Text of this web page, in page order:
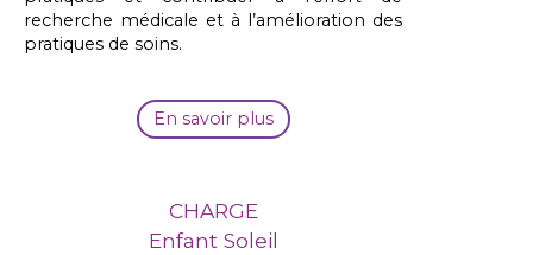
recherche médicale et à l’amélioration des
pratiques de soins.
En savoir plus
CHARGE
Enfant Soleil